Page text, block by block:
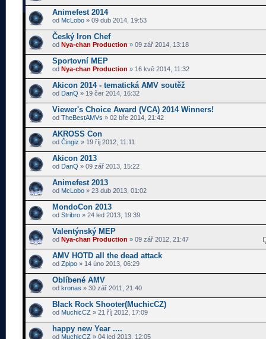
Animefest 2014
od McLobo » 09 dub 2014, 19:53
Český Iron Chef
od Nya-chan Production » 09 zář 2014, 13:18
Sportovní MEP
od Nya-chan Production » 16 kvě 2014, 11:32
Akicon 2014 - tematická AMV soutěž
od DanQ » 19 čer 2014, 16:32
Viewer's Choice Award (VCA) 2014 Winners!
od TheBestAMVs » 02 bře 2014, 21:42
AKROSS Con
od Čingiz » 19 říj 2012, 11:11
Akicon 2013
od DanQ » 09 zář 2013, 15:22
Animefest 2013
od McLobo » 23 dub 2013, 01:02
MondoCon 2013
od Stribro » 24 led 2013, 19:39
Valentýnský MEP
od Nya-chan Production » 09 zář 2012, 21:47
AMV HOTD all the dead attack
od Zpipo » 14 úno 2013, 06:29
Oblíbené AMV
od kronas » 30 zář 2011, 21:40
Black Rock Shooter(MuchicCZ)
od MuchicCZ » 21 říj 2012, 17:09
happy new Year ....
od MuchicCZ » 04 led 2013, 12:05